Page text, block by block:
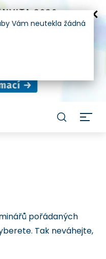
pořádaných
Tak neváhejte,
Vám neutekla žádná